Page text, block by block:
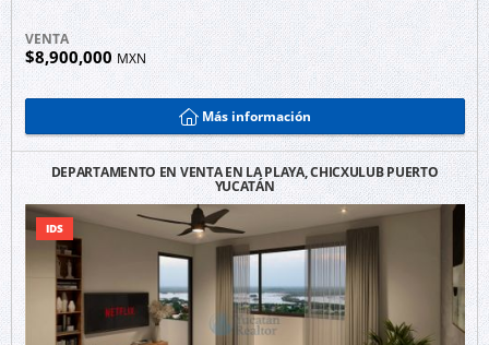
VENTA
$8,900,000 MXN
Más información
DEPARTAMENTO EN VENTA EN LA PLAYA, CHICXULUB PUERTO
YUCATÁN
IDS